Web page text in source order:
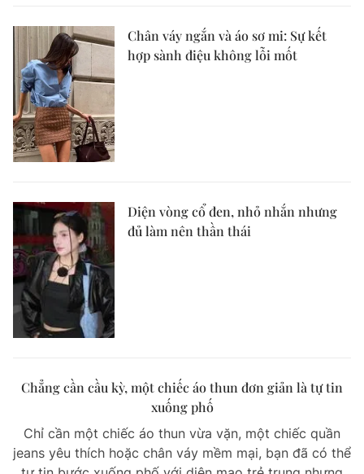
Chân váy ngắn và áo sơ mi: Sự kết
hợp sành điệu không lỗi mốt
Diện vòng cổ đen, nhỏ nhắn nhưng
đủ làm nên thần thái
Chẳng cần cầu kỳ, một chiếc áo thun đơn giản là tự tin
xuống phố
Chỉ cần một chiếc áo thun vừa vặn, một chiếc quần
jeans yêu thích hoặc chân váy mềm mại, bạn đã có thể